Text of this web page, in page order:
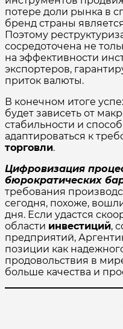
потере доли рынка в
бренд страны
Поэтому
сосредоточена не
на эффективности
экспортеров,
приток валюты.
В конечном итоге
будет зависеть от
стабильности и
адаптироваться к
торговли.
Цифровизация
бюрократических
требования
сегодня, похоже,
дня. Если удастся
области инвестиций,
предприятий,
позиции как
продовольствия в
больше качества и